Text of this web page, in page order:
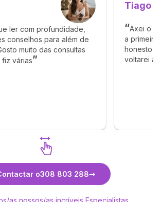
ler com profundidade,
conselhos para além de
muito das consultas
fiz várias
Tiago
Axei o
a
honesto e
voltarei
o308 803 288